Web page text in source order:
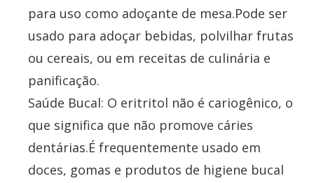
para uso como adoçante de mesa.Pode ser
usado para adoçar bebidas, polvilhar frutas
ou cereais, ou em receitas de culinária e
panificação.
Saúde Bucal: O eritritol não é cariogênico, o
que significa que não promove cáries
dentárias.É frequentemente usado em
doces, gomas e produtos de higiene bucal